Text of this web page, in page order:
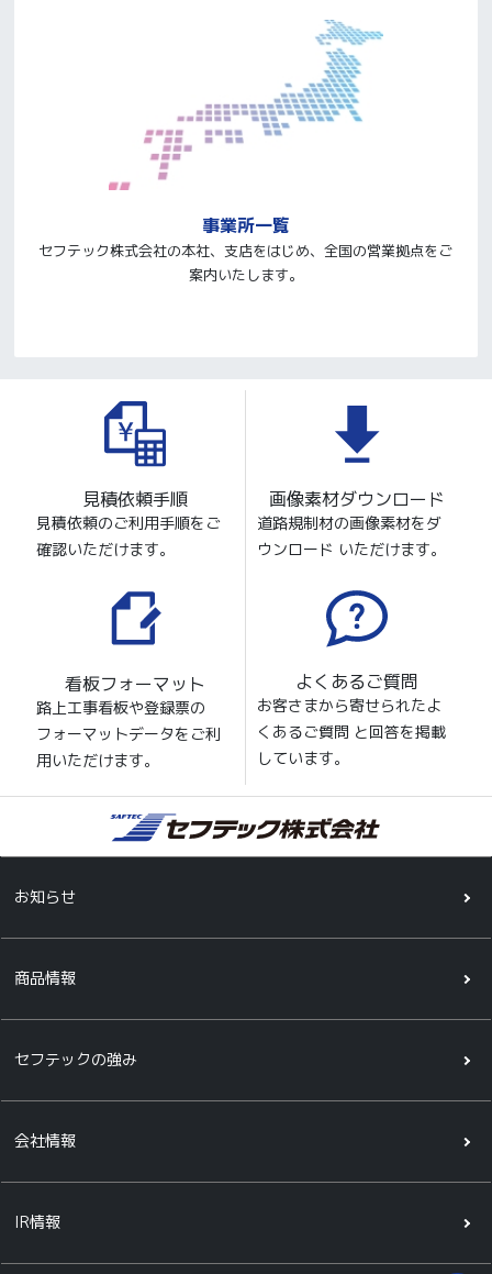
事業所一覧
セフテック株式会社の本社、支店をはじめ、全国の営業拠点をご
案内いたします。
見積依頼手順
見積依頼のご利用手順をご
確認いただけます。
画像素材ダウンロード
道路規制材の画像素材をダ
ウンロード いただけます。
看板フォーマット
路上工事看板や登録票の
フォーマットデータをご利
用いただけます。
よくあるご質問
お客さまから寄せられたよ
くあるご質問 と回答を掲載
しています。
お知らせ
商品情報
セフテックの強み
会社情報
IR情報